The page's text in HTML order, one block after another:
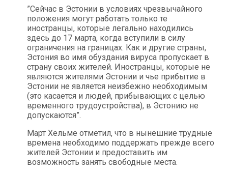
”Сейчас в Эстонии в условиях чрезвычайного
положения могут работать только те
иностранцы, которые легально находились
здесь до 17 марта, когда вступили в силу
ограничения на границах. Как и другие страны,
Эстония во имя обуздания вируса пропускает в
страну своих жителей. Иностранцы, которые не
являются жителями Эстонии и чье прибытие в
Эстонии не является неизбежно необходимым
(это касается и людей, прибывающих с целью
временного трудоустройства), в Эстонию не
допускаются”.
Март Хельме отметил, что в нынешние трудные
времена необходимо поддержать прежде всего
жителей Эстонии и предоставить им
возможность занять свободные места.